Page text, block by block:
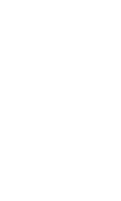
Oudenaarde